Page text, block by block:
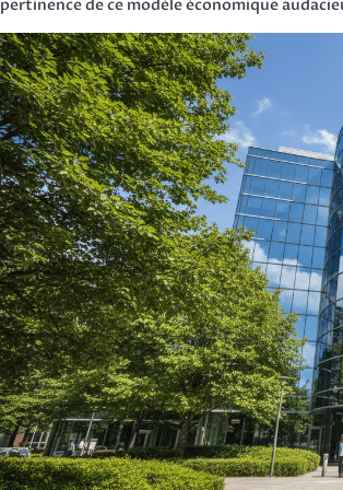
pertinence de ce modèle économique